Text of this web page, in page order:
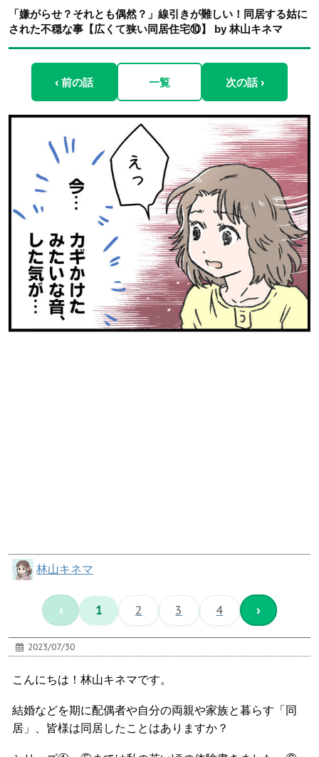
「嫌がらせ？それとも偶然？」線引きが難しい！同居する姑に
された不穏な事【広くて狭い同居住宅⑩】 by 林山キネマ
‹ 前の話 一覧 次の話 ›
林山キネマ
‹ 1 2 3 4 ›
2023/07/30
こんにちは！林山キネマです。
結婚などを期に配偶者や自分の両親や家族と暮らす「同
居」、皆様は同居したことはありますか？